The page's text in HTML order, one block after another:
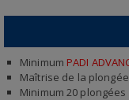
Minimum PADI
Maîtrise de la
Minimum 20 plongées